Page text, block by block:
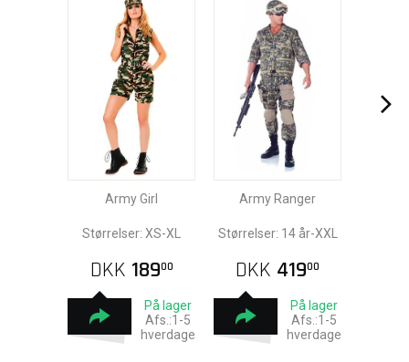
Army Girl
Størrelser: XS-XL
DKK 18900
På lager
Afs.:1-5
hverdage
Army Ranger
Størrelser: 14 år-XXL
DKK 41900
På lager
Afs.:1-5
hverdage